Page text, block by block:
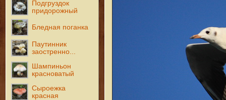
Подгруздок
придорожный
Бледная поганка
Паутинник
заостренно...
Шампиньон
красноватый
Сыроежка
красная